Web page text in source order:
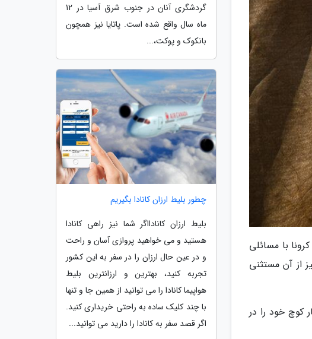
با مسائلی
از آن مستثنی
کوچ خود را در
گردشگری آنان در جنوب شرق آسیا در 12
ماه سال واقع شده است. پاتایا نیز همچون
بانکوک و پوکت،...
چطور بلیط ارزان کانادا بگیریم
بلیط ارزان کانادااگر شما نیز راهی کانادا
هستید و می خواهید پروازی آسان و راحت
و در عین حال ارزان را در سفر به این کشور
تجربه کنید، بهترین و ارزانترین بلیط
هواپیما کانادا را می توانید از همین جا و تنها
با چند کلیک ساده به راحتی خریداری کنید.
اگر قصد سفر به کانادا را دارید می توانید...